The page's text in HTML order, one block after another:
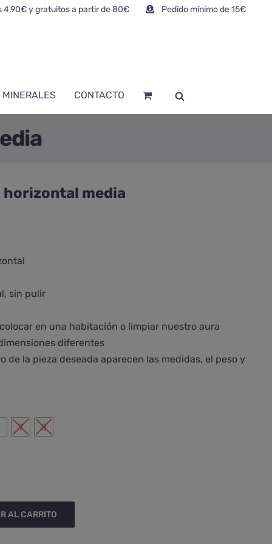
4,90€ y gratuitos a partir de 80€ Pedido mínimo de 15€
MINERALES CONTACTO
horizontal media
sin pulir
en una habitación o limpiar nuestro aura
diferentes
de la pieza deseada aparecen las medidas, el peso y
7 8
AL CARRITO